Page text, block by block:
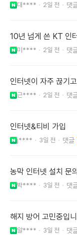
대**** 2일 전
10년 넘게 쓴 KT 인
미**** 2일 전
인터넷이 자주 끊기
근**** 2일 전
인터넷&티비 가입
j**** 3일 전
농막 인터넷 설치 문의
박**** 3일 전
해지 방어 고민중입
알**** 3일 전